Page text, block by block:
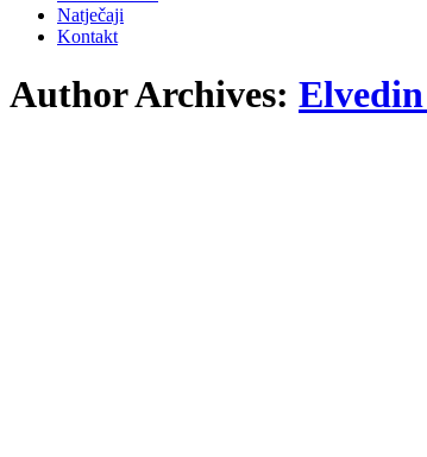
Natječaji
Kontakt
Author Archives: